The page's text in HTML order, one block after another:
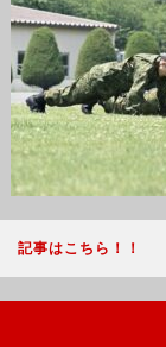
記事はこちら！！